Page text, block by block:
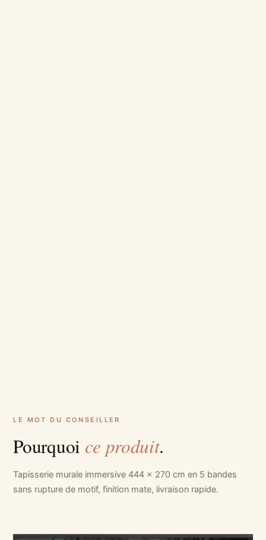
LE MOT DU CONSEILLER
Pourquoi ce produit.
Tapisserie murale immersive 444 x 270 cm en 5 bandes
sans rupture de motif, finition mate, livraison rapide.